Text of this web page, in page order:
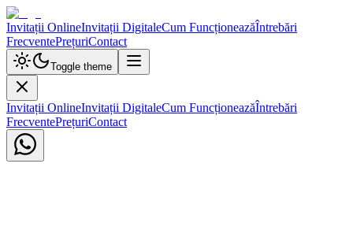
Invitații OnlineInvitații DigitaleCum FuncționeazăÎntrebări
FrecventePrețuriContact
Toggle theme
Invitații OnlineInvitații DigitaleCum FuncționeazăÎntrebări
FrecventePrețuriContact